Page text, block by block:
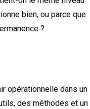
bien, ou parce que
?
opérationnelle dans un
des méthodes et un